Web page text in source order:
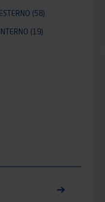
(58)
(19)